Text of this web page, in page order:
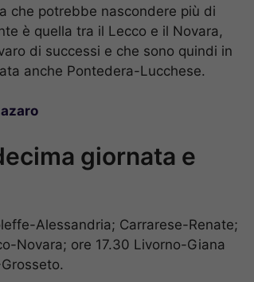
che potrebbe nascondere più di
è quella tra il Lecco e il Novara,
di successi e che sono quindi in
anche Pontedera-Lucchese.
giornata e
Alessandria; Carrarese-Renate;
Novara; ore 17.30 Livorno-Giana